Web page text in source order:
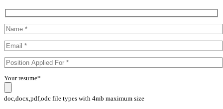
Your resume*
doc,docx,pdf,odc file types with 4mb maximum size